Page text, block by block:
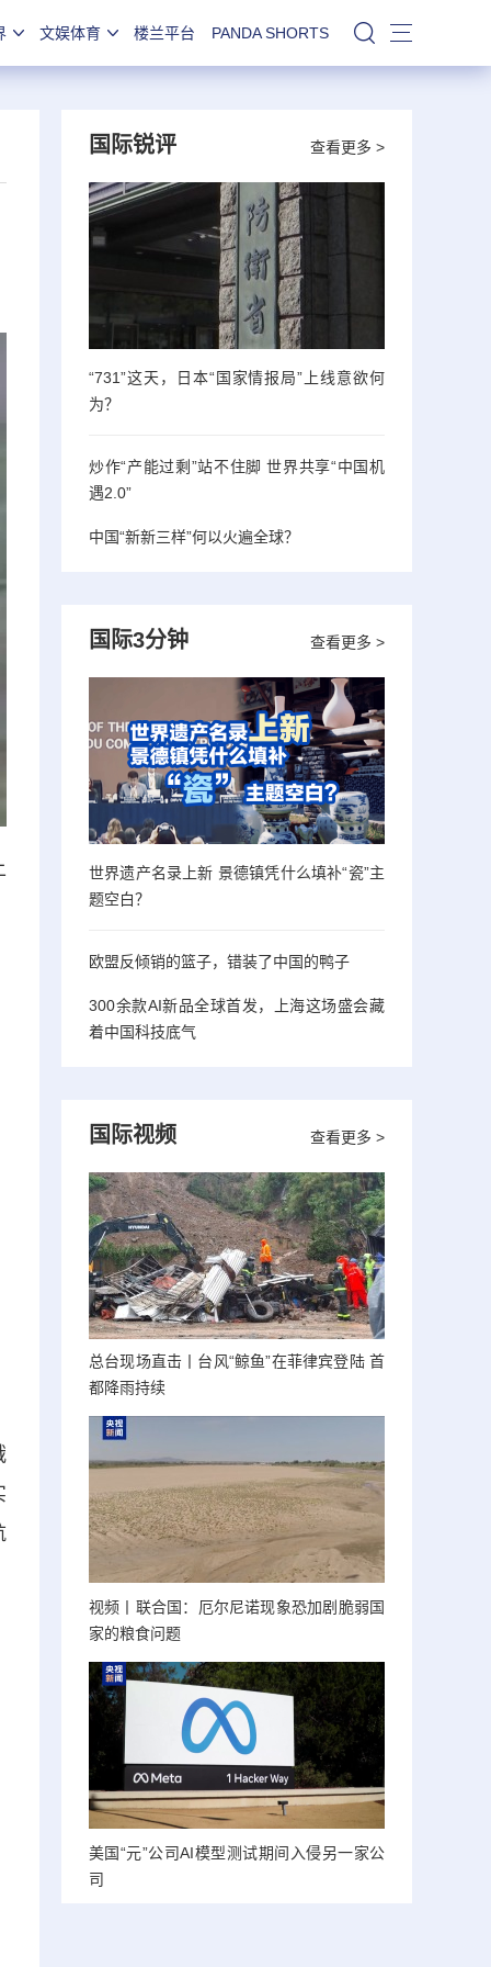
文娱体育 楼兰平台 PANDA SHORTS 站内搜索
查看更多 >
国际锐评
“731”这天，日本“国家情报局”上线意欲何
为？
炒作“产能过剩”站不住脚 世界共享“中国机
遇2.0”
中国“新新三样”何以火遍全球？
查看更多 >
国际3分钟
世界遗产名录上新 景德镇凭什么填补“瓷”主
题空白？
欧盟反倾销的篮子，错装了中国的鸭子
300余款AI新品全球首发，上海这场盛会藏
着中国科技底气
查看更多 >
国际视频
总台现场直击丨台风“鲸鱼”在菲律宾登陆 首
都降雨持续
视频丨联合国：厄尔尼诺现象恐加剧脆弱国
家的粮食问题
美国“元”公司AI模型测试期间入侵另一家公
司